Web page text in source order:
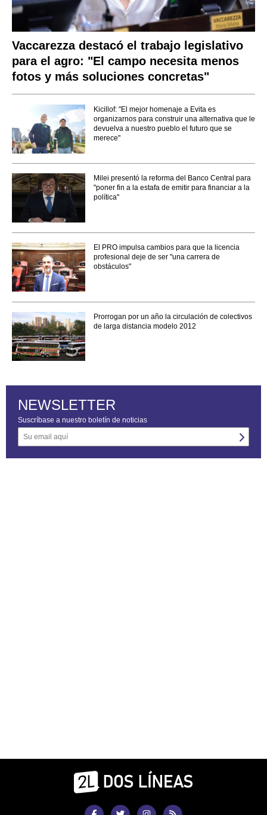
Vaccarezza destacó el trabajo legislativo
para el agro: "El campo necesita menos
fotos y más soluciones concretas"
Kicillof: "El mejor homenaje a Evita es
organizarnos para construir una alternativa que le
devuelva a nuestro pueblo el futuro que se
merece"
Milei presentó la reforma del Banco Central para
"poner fin a la estafa de emitir para financiar a la
política"
El PRO impulsa cambios para que la licencia
profesional deje de ser "una carrera de
obstáculos"
Prorrogan por un año la circulación de colectivos
de larga distancia modelo 2012
NEWSLETTER
Suscríbase a nuestro boletín de noticias